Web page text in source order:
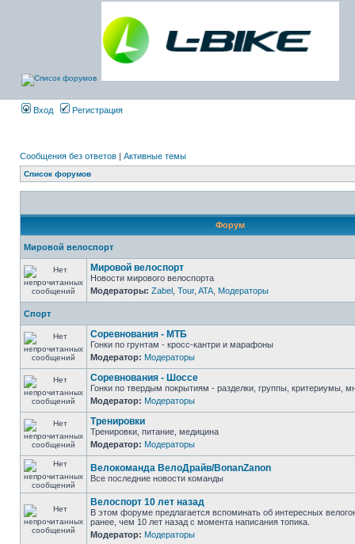
Вход Регистрация
Сообщения без ответов | Активные темы
Список форумов
Форум
Мировой велоспорт
Мировой велоспорт
Новости мирового велоспорта
Модераторы: Zabel Tour, ATA Модераторы
Спорт
Соревнования - МТБ
Гонки по грунтам - кросс-кантри и марафоны
Модератор: Модераторы
Соревнования - Шоссе
Гонки по твердым покрытиям - разделки, группы, критериумы,
Модератор: Модераторы
Тренировки
Тренировки, питание, медицина
Модератор: Модераторы
Велокоманда ВелоДрайв/BonanZanon
Все последние новости команды
Велоспорт 10 лет назад
В этом форуме предлагается вспоминать об интересных
ранее, чем 10 лет назад с момента написания топика.
Модератор: Модераторы